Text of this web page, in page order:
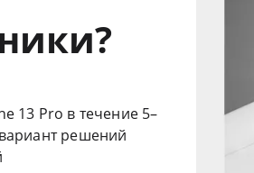
13 Pro в течение 5–
решений